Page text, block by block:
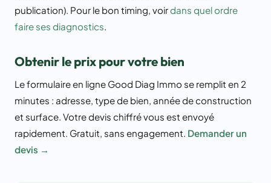
publication). Pour le bon timing, voirdans quel ordre
faire ses diagnostics
Obtenir le prix pour votre bien
Le formulaire en ligne Good Diag Immo se remplit en 2
minutes : adresse, type de bien, année de construction
et surface. Votre devis chiffré vous est envoyé
rapidement. Gratuit, sans engagement. Demander un
devis →